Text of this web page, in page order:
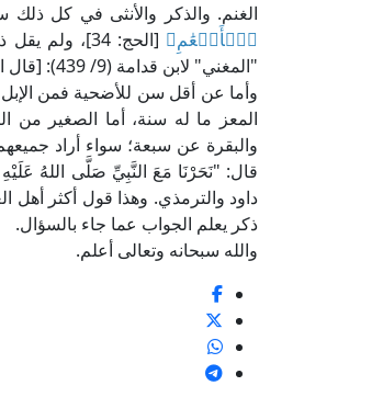
الغنم. والذكر والأنثى في كل ذلك
ٱلۡأَنۡعَٰمِ﴾
[الحج: 34]،
"المغني" لابن قدامة (9/ 439): [قال القاضي: جذع الضأن أفضل من ثني المعز] اهـ.
وأما عن أقل سن للأضحية فمن
المعز ما له سنة، أما الصغير من
والبقرة عن سبعة؛ سواء أراد
قال: "نَحَرْنَا مَعَ النَّبِيِّ صَلَّى اللهُ
داود والترمذي. وهذا قول أكثر
ذكر يعلم الجواب عما جاء بالسؤال.
والله سبحانه وتعالى أعلم.